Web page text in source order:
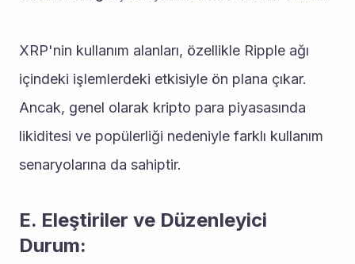
XRP'nin kullanım alanları, özellikle Ripple ağı
içindeki işlemlerdeki etkisiyle ön plana çıkar.
Ancak, genel olarak kripto para piyasasında
likiditesi ve popülerliği nedeniyle farklı kullanım
senaryolarına da sahiptir.
E. Eleştiriler ve Düzenleyici
Durum: